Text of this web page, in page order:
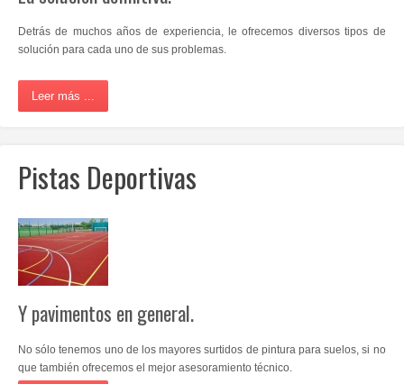
Detrás de muchos años de experiencia, le ofrecemos diversos tipos de
solución para cada uno de sus problemas.
Leer más ...
Pistas Deportivas
Y pavimentos en general.
No sólo tenemos uno de los mayores surtidos de pintura para suelos,si no
que también ofrecemos el mejor asesoramiento técnico.